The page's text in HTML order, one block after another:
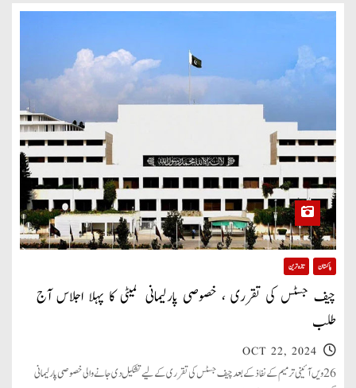
پاکستان تازہ ترین
چیف جسٹس کی تقرری ، خصوصی پارلیمانی کمیٹی کا پہلا اجلاس آج
طلب
OCT 22, 2024
26 ویں آئینی ترمیم کے نفاذ کے بعد چیف جسٹس کی تقرری کے لیے تشکیل دی جانے والی خصوصی پارلیمانی